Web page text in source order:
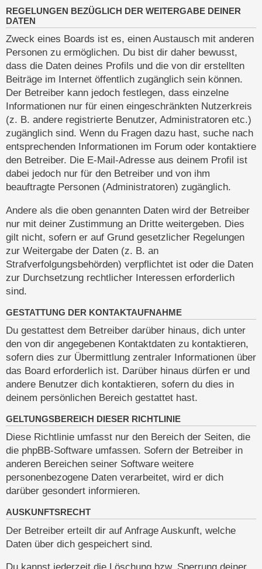
REGELUNGEN BEZÜGLICH DER WEITERGABE DEINER
DATEN
Zweck eines Boards ist es, einen Austausch mit anderen
Personen zu ermöglichen. Du bist dir daher bewusst,
dass die Daten deines Profils und die von dir erstellten
Beiträge im Internet öffentlich zugänglich sein können.
Der Betreiber kann jedoch festlegen, dass einzelne
Informationen nur für einen eingeschränkten Nutzerkreis
(z. B. andere registrierte Benutzer, Administratoren etc.)
zugänglich sind. Wenn du Fragen dazu hast, suche nach
entsprechenden Informationen im Forum oder kontaktiere
den Betreiber. Die E-Mail-Adresse aus deinem Profil ist
dabei jedoch nur für den Betreiber und von ihm
beauftragte Personen (Administratoren) zugänglich.
Andere als die oben genannten Daten wird der Betreiber
nur mit deiner Zustimmung an Dritte weitergeben. Dies
gilt nicht, sofern er auf Grund gesetzlicher Regelungen
zur Weitergabe der Daten (z. B. an
Strafverfolgungsbehörden) verpflichtet ist oder die Daten
zur Durchsetzung rechtlicher Interessen erforderlich
sind.
GESTATTUNG DER KONTAKTAUFNAHME
Du gestattest dem Betreiber darüber hinaus, dich unter
den von dir angegebenen Kontaktdaten zu kontaktieren,
sofern dies zur Übermittlung zentraler Informationen über
das Board erforderlich ist. Darüber hinaus dürfen er und
andere Benutzer dich kontaktieren, sofern du dies in
deinem persönlichen Bereich gestattet hast.
GELTUNGSBEREICH DIESER RICHTLINIE
Diese Richtlinie umfasst nur den Bereich der Seiten, die
die phpBB-Software umfassen. Sofern der Betreiber in
anderen Bereichen seiner Software weitere
personenbezogene Daten verarbeitet, wird er dich
darüber gesondert informieren.
AUSKUNFTSRECHT
Der Betreiber erteilt dir auf Anfrage Auskunft, welche
Daten über dich gespeichert sind.